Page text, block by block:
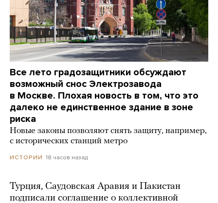
Все лето градозащитники обсуждают
возможный снос Электрозавода
в Москве. Плохая новость в том, что это
далеко не единственное здание в зоне
риска
Новые законы позволяют снять защиту, например,
с исторических станций метро
ИСТОРИИ 18 часов назад
Турция, Саудовская Аравия и Пакистан
подписали соглашение о коллективной